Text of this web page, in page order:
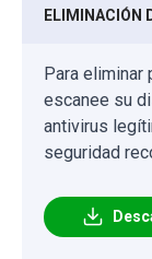
ELIMINACIÓN
Para
escanee su
antivirus
seguridad